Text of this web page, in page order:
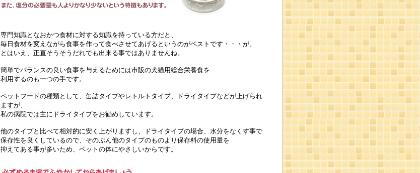
専門知識となおかつ食材に対する知識を持っている方だと、
毎日食材を変えながら食事を作って食べさせてあげるというのがベストです・・・が、
とはいえ、正直そうそうだれでも出来る事ではありませんね。
簡単でバランスの良い食事を与えるためには市販の犬猫用総合栄養食を
利用するのも一つの手です。
ペットフードの種類として、缶詰タイプやレトルトタイプ、ドライタイプなどが上げられ
ますが、
私の病院では主にドライタイプをお勧めしています。
他のタイプと比べて相対的に安く上がりますし、ドライタイプの場合、水分をなくす事で
保存性を良くしているので、そのぶん他のタイプのものより保存料の使用量を
抑えてある事が多いため、ペットの体にやさしいからです。